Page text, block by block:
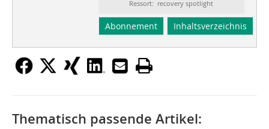
Ressort: recovery spotlight
Abonnement Inhaltsverzeichnis
Thematisch passende Artikel: